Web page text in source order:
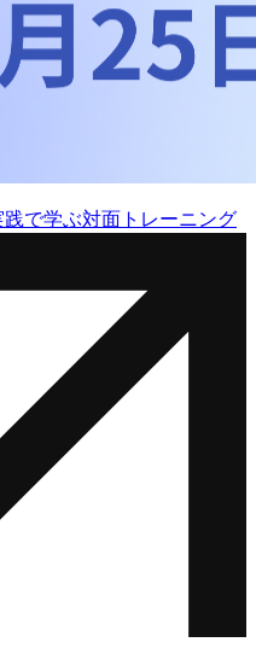
践で学ぶ対面トレーニング